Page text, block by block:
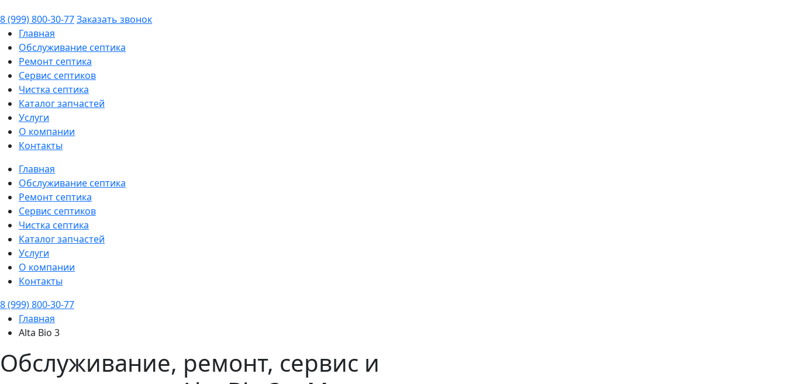
8 (999) 800-30-77Заказать звонок
Главная
Обслуживание септика
Ремонт септика
Сервис септиков
Чистка септика
Каталог запчастей
Услуги
О компании
Контакты
Главная
Обслуживание септика
Ремонт септика
Сервис септиков
Чистка септика
Каталог запчастей
Услуги
О компании
Контакты
8 (999) 800-30-77
Главная
Alta Bio 3
Обслуживание, ремонт, сервис и